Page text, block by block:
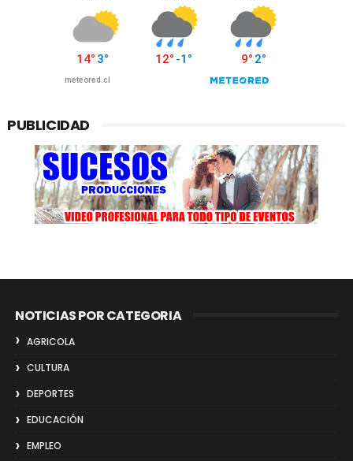
PUBLICIDAD
NOTICIAS POR CATEGORIA
AGRICOLA
CULTURA
DEPORTES
EDUCACIÓN
EMPLEO